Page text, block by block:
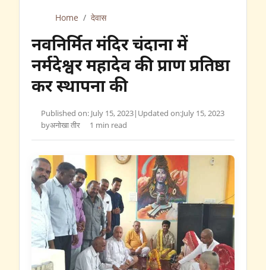
Home / देवास
नवनिर्मित मंदिर चंदाना में
नर्मदेश्वर महादेव की प्राण प्रतिष्ठा
कर स्थापना की
Published on: July 15, 2023| Updated on:July 15, 2023
byअनोखा तीर 1 min read